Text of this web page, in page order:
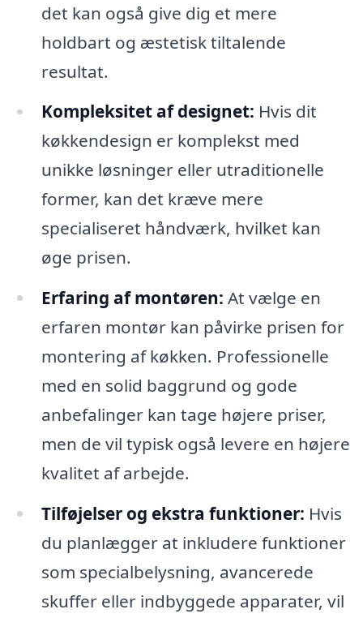
det kan også give dig et mere
holdbart og æstetisk tiltalende
resultat.
Kompleksitet af designet: Hvis dit
køkkendesign er komplekst med
unikke løsninger eller utraditionelle
former, kan det kræve mere
specialiseret håndværk, hvilket kan
øge prisen.
Erfaring af montøren: At vælge en
erfaren montør kan påvirke prisen for
montering af køkken. Professionelle
med en solid baggrund og gode
anbefalinger kan tage højere priser,
men de vil typisk også levere en højere
kvalitet af arbejde.
Tilføjelser og ekstra funktioner: Hvis
du planlægger at inkludere funktioner
som specialbelysning, avancerede
skuffer eller indbyggede apparater, vil